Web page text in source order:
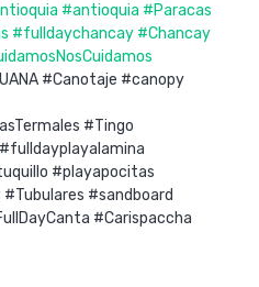
#antioquia #Paracas
#fulldaychancay #Chancay
#Canotaje #canopy
#Tingo
#playapocitas
#sandboard
#Carispaccha